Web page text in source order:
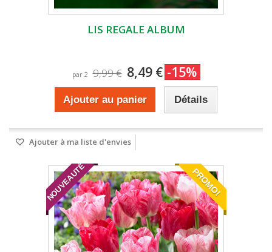
LIS REGALE ALBUM
par 2 9,99 € 8,49 € -15%
Ajouter au panier Détails
Ajouter à ma liste d'envies
NOUVEAUTÉ PROMO!